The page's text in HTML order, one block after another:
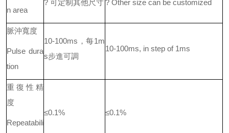
n area
? 可定制其他尺寸? Other size can be customized
脈沖寬度
Pulse dura
tion
10-100ms，每1m
s步進可調
10-100ms, in step of 1ms
重復性精
度
Repeatabili
≤0.1% ≤0.1%